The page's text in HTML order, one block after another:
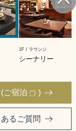
1F / ラウンジ
シーナリー
ご宿泊 )
るご質問